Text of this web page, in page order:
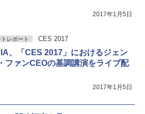
2017年1月5日
レポート CES 2017
、「CES 2017」におけるジェン
ファンCEOの基調講演をライブ配
2017年1月5日